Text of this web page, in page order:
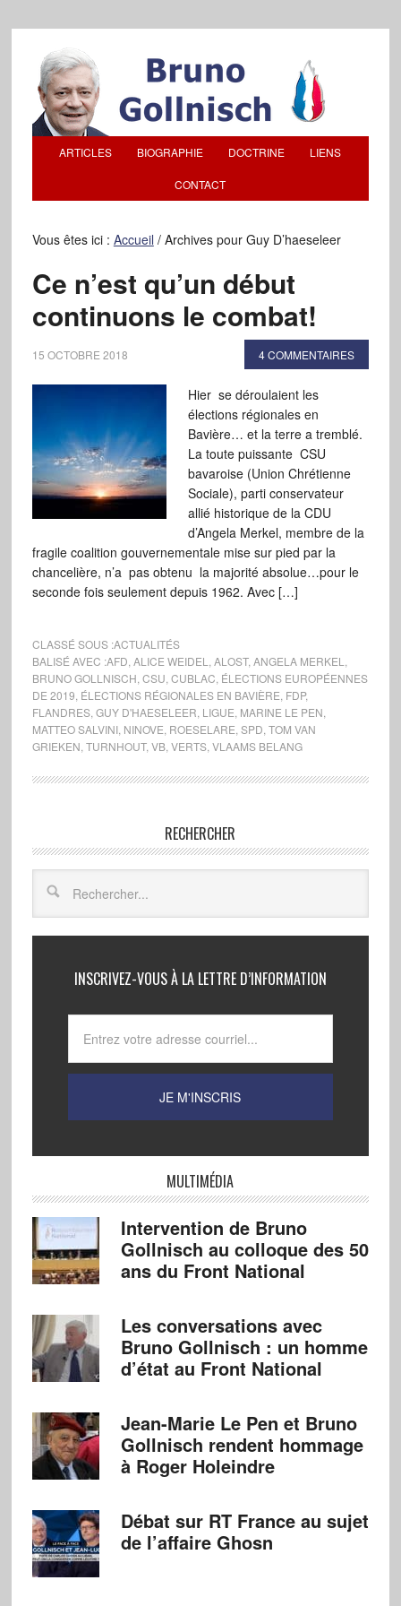
ARTICLES BIOGRAPHIE DOCTRINE LIENS
CONTACT
Vous êtes ici : Accueil /Archives pour Guy D’haeseleer
Ce n’est qu’un début
continuons le combat!
15 OCTOBRE 2018 4 COMMENTAIRES
Hier se déroulaient les
élections régionales en
Bavière… et la terre a tremblé.
La toute puissante CSU
bavaroise (Union Chrétienne
Sociale), parti conservateur
allié historique de la CDU
d’Angela Merkel, membre de la
fragile coalition gouvernementale mise sur pied par la
chancelière, n’a pas obtenu la majorité absolue…pour le
seconde fois seulement depuis 1962. Avec […]
CLASSÉ SOUS :ACTUALITÉS
BALISÉ AVEC :AFD ALICE WEIDEL ALOST, ANGELA MERKEL
BRUNO GOLLNISCH CSU CUBLAC ÉLECTIONS EUROPÉENNES
DE 2019 ÉLECTIONS RÉGIONALES EN BAVIÈRE FDP,
FLANDRES, GUY D'HAESELEER LIGUE MARINE LE PEN
MATTEO SALVINI, NINOVE ROESELARE SPD TOM VAN
GRIEKEN TURNHOUT, VB, VERTS, VLAAMS BELANG
RECHERCHER
INSCRIVEZ-VOUS À LA LETTRE D’INFORMATION
MULTIMÉDIA
Intervention de Bruno
Gollnisch au colloque des 50
ans du Front National
Les conversations avec
Bruno Gollnisch : un homme
d’état au Front National
Jean-Marie Le Pen et Bruno
Gollnisch rendent hommage
à Roger Holeindre
Débat sur RT France au sujet
de l’affaire Ghosn